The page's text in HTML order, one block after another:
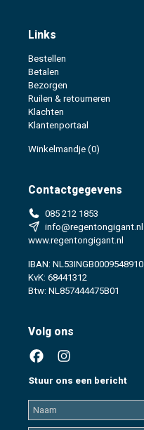
Links
Bestellen
Betalen
Bezorgen
Ruilen & retourneren
Klachten
Klantenportaal
Winkelmandje (0)
Contactgegevens
085 212 1853
info@regentongigant.nl
www.regentongigant.nl
IBAN: NL53INGB0009548910
KvK: 68441312
Btw: NL857444475B01
Volg ons
Stuur ons een bericht